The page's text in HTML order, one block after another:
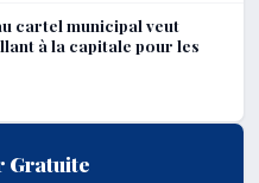
cartel municipal veut
à la capitale pour les
Gratuite